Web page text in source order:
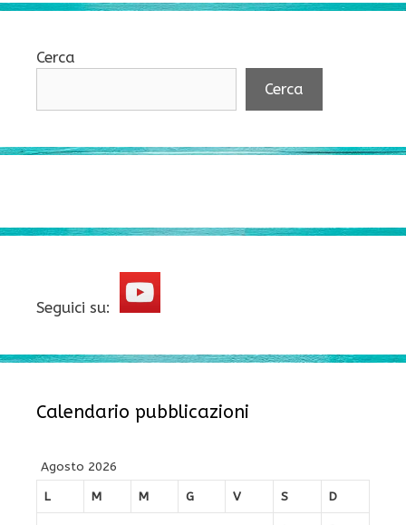
Cerca
Cerca
Seguici su:
Calendario pubblicazioni
Agosto 2026
L
M M G V S D